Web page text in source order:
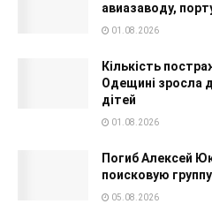
авиазаводу,
01.08.2026
Кількість
Одещині зросла
дітей
01.08.2026
Погиб Алексей
поисковую
05.08.2026